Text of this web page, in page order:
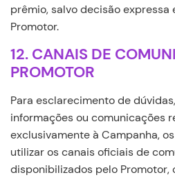
prêmio, salvo decisão expressa
Promotor.
12. CANAIS DE
PROMOTOR
Para esclarecimento de
informações ou comunicações
exclusivamente à Campanha,
utilizar os canais oficiais de
disponibilizados pelo Promotor,